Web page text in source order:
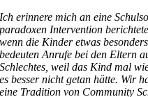
Ich erinnere mich an eine
paradoxen Intervention
wenn die Kinder etwas
bedeuten Anrufe bei den Eltern
Schlechtes, weil das Kind mal
es besser nicht getan hätte. Wir
eine Tradition von Community